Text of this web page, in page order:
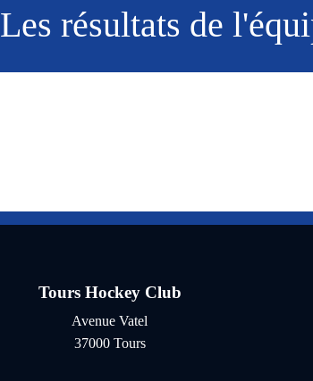
Les résultats de
Tours Hockey Club
Avenue Vatel
37000 Tours